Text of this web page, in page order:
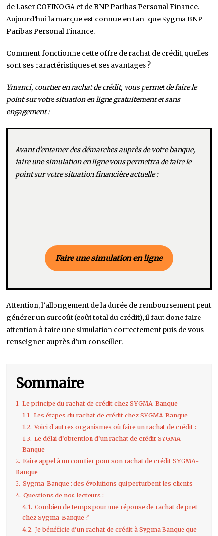
de Laser COFINOGA et de BNP Paribas Personal Finance.
Aujourd’hui la marque est connue en tant que Sygma BNP
Paribas Personal Finance.
Comment fonctionne cette offre de rachat de crédit, quelles
sont ses caractéristiques et ses avantages ?
Ymanci, courtier en rachat de crédit, vous permet de faire le
point sur votre situation en ligne gratuitement et sans
engagement :
Avant d’entamer des démarches auprès de votre banque,
faire une simulation en ligne vous permettra de faire le
point sur votre situation financière actuelle :
Faire une simulation en ligne
Attention, l’allongement de la durée de remboursement peut
générer un surcoût (coût total du crédit), il faut donc faire
attention à faire une simulation correctement puis de vous
renseigner auprès d’un conseiller.
Sommaire
1. Le principe du rachat de crédit chez SYGMA-Banque
1.1. Les étapes du rachat de crédit chez SYGMA-Banque
1.2. Voici d’autres organismes où faire un rachat de crédit :
1.3. Le délai d’obtention d’un rachat de crédit SYGMA-
Banque
2. Faire appel à un courtier pour son rachat de crédit SYGMA-
Banque
3. Sygma-Banque : des évolutions qui perturbent les clients
4. Questions de nos lecteurs :
4.1. Combien de temps pour une réponse de rachat de pret
chez Sygma-Banque ?
4.2. Je bénéficie d’un rachat de crédit à Sygma Banque que